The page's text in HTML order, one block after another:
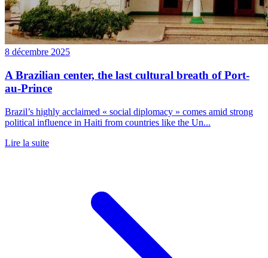
8 décembre 2025
A Brazilian center, the last cultural breath of Port-
au-Prince
Brazil’s highly acclaimed « social diplomacy » comes amid strong
political influence in Haiti from countries like the Un...
Lire la suite